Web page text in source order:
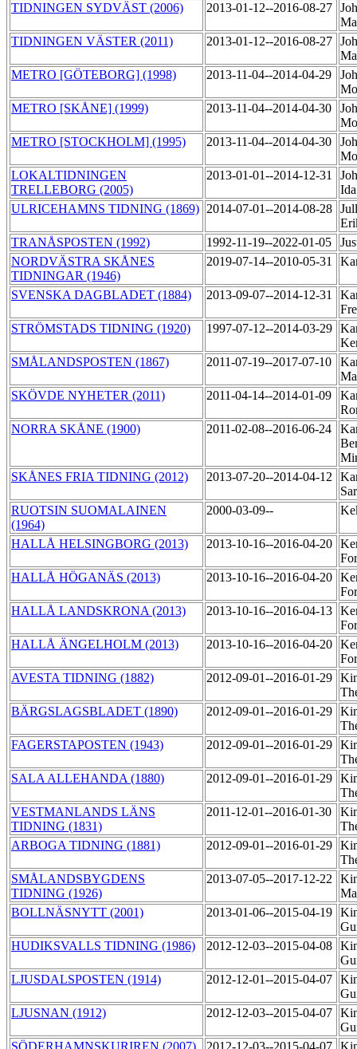
TIDNINGEN SYDVÄST (2006)
2013-01-12--2016-08-27
TIDNINGEN VÄSTER (2011)
2013-01-12--2016-08-27
METRO [GÖTEBORG] (1998)
2013-11-04--2014-04-29
METRO [SKÅNE] (1999)
2013-11-04--2014-04-30
METRO [STOCKHOLM] (1995)
2013-11-04--2014-04-30
LOKALTIDNINGEN
TRELLEBORG (2005)
2013-01-01--2014-12-31
ULRICEHAMNS TIDNING (1869) 2014-07-01--2014-08-28
TRANÅSPOSTEN (1992)
1992-11-19--2022-01-05
NORDVÄSTRA SKÅNES
TIDNINGAR (1946)
2019-07-14--2010-05-31
SVENSKA DAGBLADET (1884) 2013-09-07--2014-12-31
STRÖMSTADS TIDNING (1920)
1997-07-12--2014-03-29
SMÅLANDSPOSTEN (1867)
2011-07-19--2017-07-10
SKÖVDE NYHETER (2011)
2011-04-14--2014-01-09
NORRA SKÅNE (1900)
2011-02-08--2016-06-24
SKÅNES FRIA TIDNING (2012)
2013-07-20--2014-04-12
RUOTSIN SUOMALAINEN
(1964)
2000-03-09--
HALLÅ HELSINGBORG (2013) 2013-10-16--2016-04-20
HALLÅ HÖGANÄS (2013)
2013-10-16--2016-04-20
HALLÅ LANDSKRONA (2013)
2013-10-16--2016-04-13
HALLÅ ÄNGELHOLM (2013)
2013-10-16--2016-04-20
AVESTA TIDNING (1882)
2012-09-01--2016-01-29
BÄRGSLAGSBLADET (1890)
2012-09-01--2016-01-29
FAGERSTAPOSTEN (1943)
2012-09-01--2016-01-29
SALA ALLEHANDA (1880)
2012-09-01--2016-01-29
VESTMANLANDS LÄNS
TIDNING (1831)
2011-12-01--2016-01-30
ARBOGA TIDNING (1881)
2012-09-01--2016-01-29
SMÅLANDSBYGDENS
TIDNING (1926)
2013-07-05--2017-12-22
BOLLNÄSNYTT (2001)
2013-01-06--2015-04-19
HUDIKSVALLS TIDNING (1986)
2012-12-03--2015-04-08
LJUSDALSPOSTEN (1914)
2012-12-01--2015-04-07
LJUSNAN (1912)
2012-12-03--2015-04-07